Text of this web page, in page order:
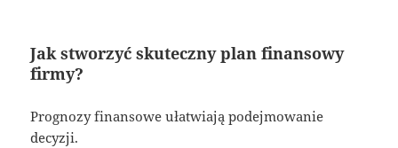
Jak stworzyć skuteczny plan finansowy
firmy?
Prognozy finansowe ułatwiają podejmowanie
decyzji.